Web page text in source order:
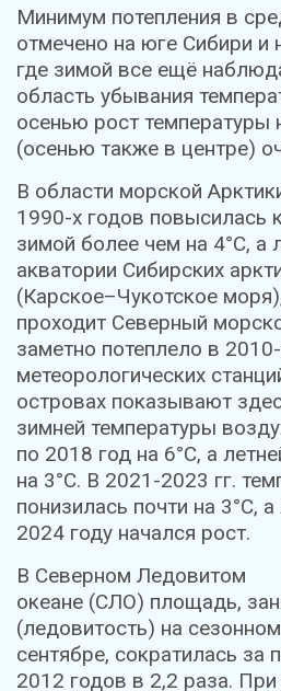
Минимум потепления в
отмечено на юге Сибири и
где зимой все ещё
область убывания
осенью рост температуры
(осенью также в центре)
В области морской
1990-х годов повысилась
зимой более чем на 4°С, а
акватории Сибирских
(Карское–Чукотское
проходит Северный
заметно потеплело в
метеорологических
островах показывают
зимней температуры
по 2018 год на 6°С, а
на 3°С. В 2021-2023 гг.
понизилась почти на 3°С,
2024 году начался рост.
В Северном Ледовитом
океане (СЛО) площадь,
(ледовитость) на
сентябре, сократилась за
2012 годов в 2,2 раза.